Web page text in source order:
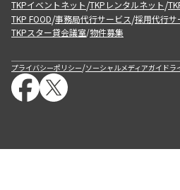
TKPイベントネット/TKPレンタルネット/
TKP FOOD/事務局代行サービス/採用代行サ
TKPスター貸会議室/物件募集
プライバシーポリシー/ソーシャルメディアガイドラ